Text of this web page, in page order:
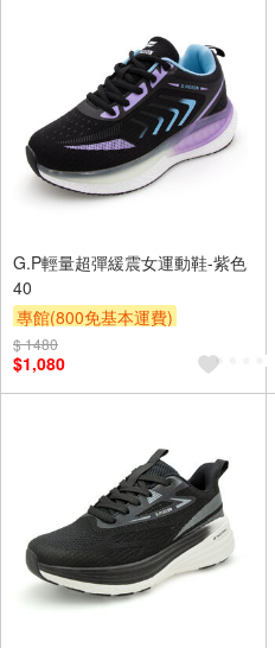
G.P輕量超彈緩震女運動鞋-紫色
40
專館(800免基本運費)
滿額9折
$ 1480
$1,080